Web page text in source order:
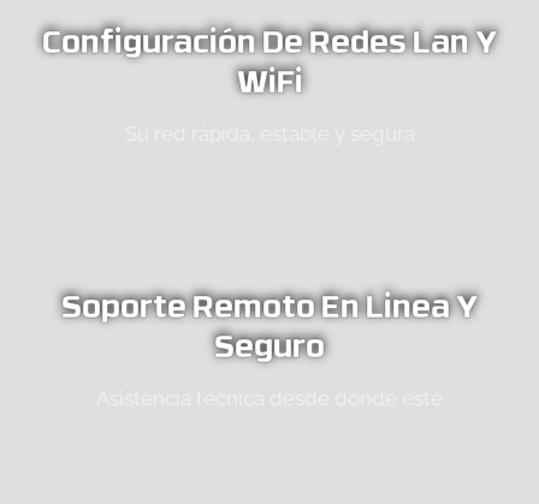
Configuración De Redes Lan Y
WiFi
Su red rápida, estable y segura
Soporte Remoto En Linea Y
Seguro
Asistencia técnica desde donde esté